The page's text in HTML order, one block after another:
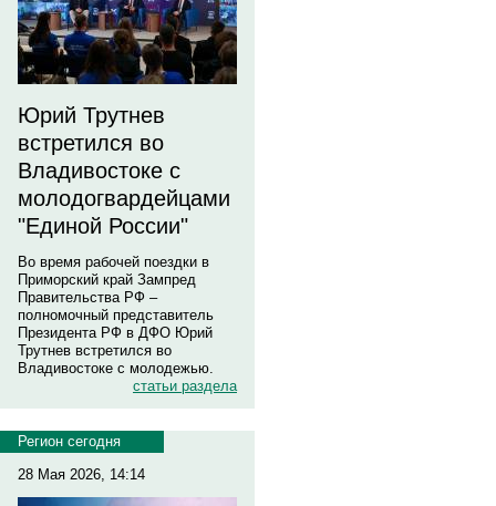
Юрий Трутнев
встретился во
Владивостоке с
молодогвардейцами
"Единой России"
Во время рабочей поездки в
Приморский край Зампред
Правительства РФ –
полномочный представитель
Президента РФ в ДФО Юрий
Трутнев встретился во
Владивостоке с молодежью.
статьи раздела
Регион сегодня
28 Мая 2026, 14:14